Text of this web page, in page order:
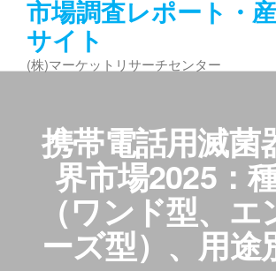
ン
市場調査レポート・
サイト
(株)マーケットリサーチセンター
携帯電話用滅菌
界市場2025：
（ワンド型、エ
ーズ型）、用途